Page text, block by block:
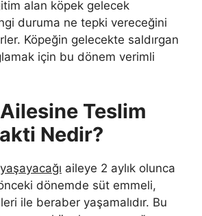
alan köpek gelecek
duruma ne tepki vereceğini
Köpeğin gelecekte saldırgan
için bu dönem verimli
Teslim
Nedir?
aileye 2 aylık olunca
dönemde süt emmeli,
ile beraber yaşamalıdır. Bu